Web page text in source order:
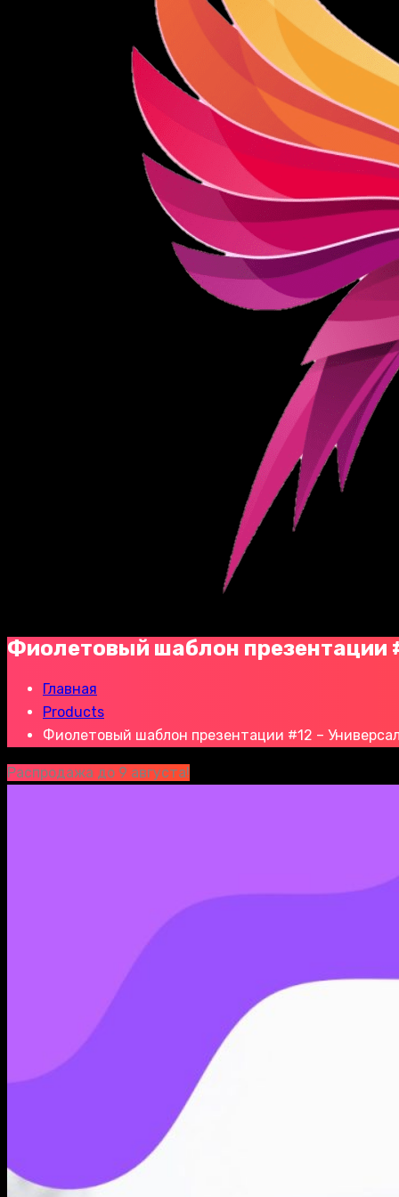
Фиолетовый шаблон презентации
Главная
Products
Фиолетовый шаблон презентации #12 –
Распродажа до 9 августа!